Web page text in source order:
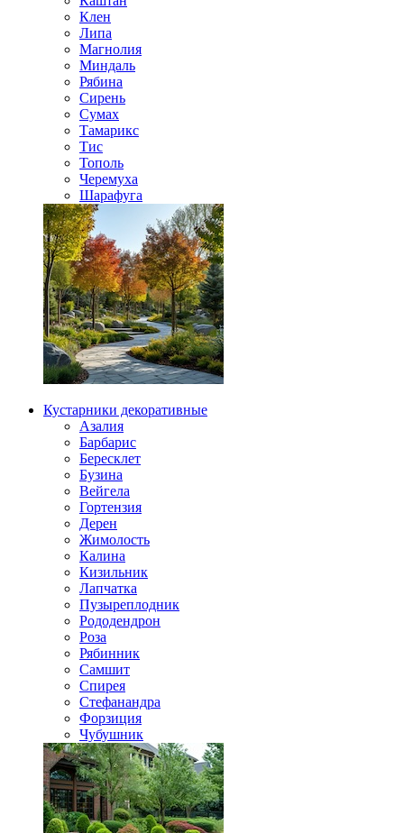
Клен
Липа
Магнолия
Миндаль
Рябина
Сирень
Сумах
Тамарикс
Тис
Тополь
Черемуха
Шарафуга
Кустарники декоративные
Азалия
Барбарис
Бересклет
Бузина
Вейгела
Гортензия
Дерен
Жимолость
Калина
Кизильник
Лапчатка
Пузыреплодник
Рододендрон
Роза
Рябинник
Самшит
Спирея
Стефанандра
Форзиция
Чубушник